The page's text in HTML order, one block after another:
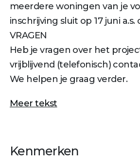
meerdere woningen van je
inschrijving sluit op 17 juni a.s.
VRAGEN
Heb je vragen over het
vrijblijvend (telefonisch)
We helpen je graag verder.
Meer tekst
Kenmerken